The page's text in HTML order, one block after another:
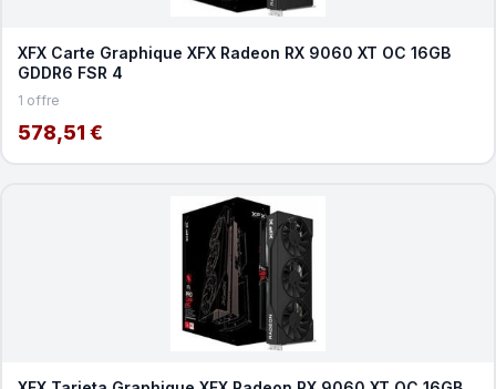
XFX Carte Graphique XFX Radeon RX 9060 XT OC 16GB
GDDR6 FSR 4
1 offre
578,51 €